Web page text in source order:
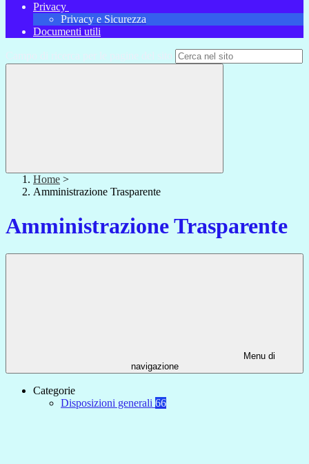
Privacy
Privacy e Sicurezza
Documenti utili
Campo di ricerca per le pagine del sito
Home >
Amministrazione Trasparente
Amministrazione Trasparente
Menu di
navigazione
Categorie
Disposizioni generali 66